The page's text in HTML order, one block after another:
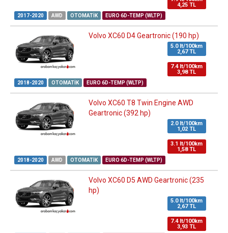
4,25 TL
2017-2020 AWD OTOMATIK EURO 6D-TEMP (WLTP)
Volvo XC60 D4 Geartronic (190 hp)
5.0 lt/100km
2,67 TL
7.4 lt/100km
3,98 TL
2018-2020 OTOMATIK EURO 6D-TEMP (WLTP)
Volvo XC60 T8 Twin Engine AWD
Geartronic (392 hp)
2.0 lt/100km
1,02 TL
3.1 lt/100km
1,58 TL
2018-2020 AWD OTOMATIK EURO 6D-TEMP (WLTP)
Volvo XC60 D5 AWD Geartronic (235
hp)
5.0 lt/100km
2,67 TL
7.4 lt/100km
3,93 TL